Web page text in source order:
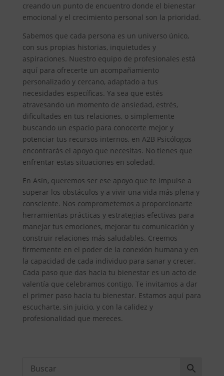
creando un punto de encuentro donde el bienestar
emocional y el crecimiento personal son la prioridad.
Sabemos que cada persona es un universo único,
con sus propias historias, inquietudes y
aspiraciones. Nuestro equipo de profesionales está
aquí para ofrecerte un acompañamiento
personalizado y cercano, adaptado a tus
necesidades específicas. Ya sea que estés
atravesando un momento de ansiedad, estrés,
dificultades en tus relaciones, o simplemente
buscando un espacio para conocerte mejor y
potenciar tus recursos internos, en A2B Psicólogos
encontrarás el apoyo que necesitas. No tienes que
enfrentar estas situaciones en soledad.
En Asín, queremos ser ese apoyo que te impulse a
superar los obstáculos y a vivir una vida más plena y
consciente. Nos comprometemos a proporcionarte
herramientas prácticas y estrategias efectivas para
manejar tus emociones, mejorar tu comunicación y
construir relaciones más saludables. Creemos
firmemente en el poder de la conexión humana y en
la capacidad de cada individuo para sanar y crecer.
Cada paso que das hacia tu bienestar es un acto de
valentía que celebramos contigo. Te invitamos a dar
el primer paso hacia tu bienestar. Estamos aquí para
escucharte, sin juicio, y con la calidez y
profesionalidad que mereces.